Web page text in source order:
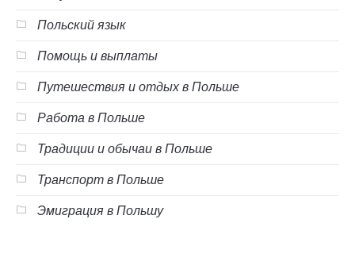
Польский язык
Помощь и выплаты
Путешествия и отдых в Польше
Работа в Польше
Традиции и обычаи в Польше
Транспорт в Польше
Эмиграция в Польшу